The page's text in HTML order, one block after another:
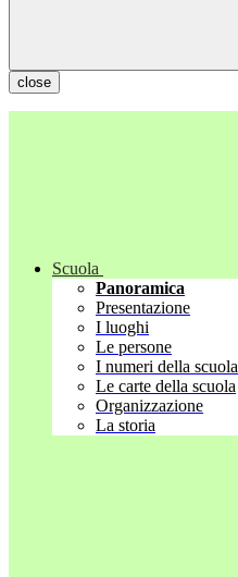
close
Scuola
Panoramica
Presentazione
I luoghi
Le persone
I numeri della scuola
Le carte della scuola
Organizzazione
La storia